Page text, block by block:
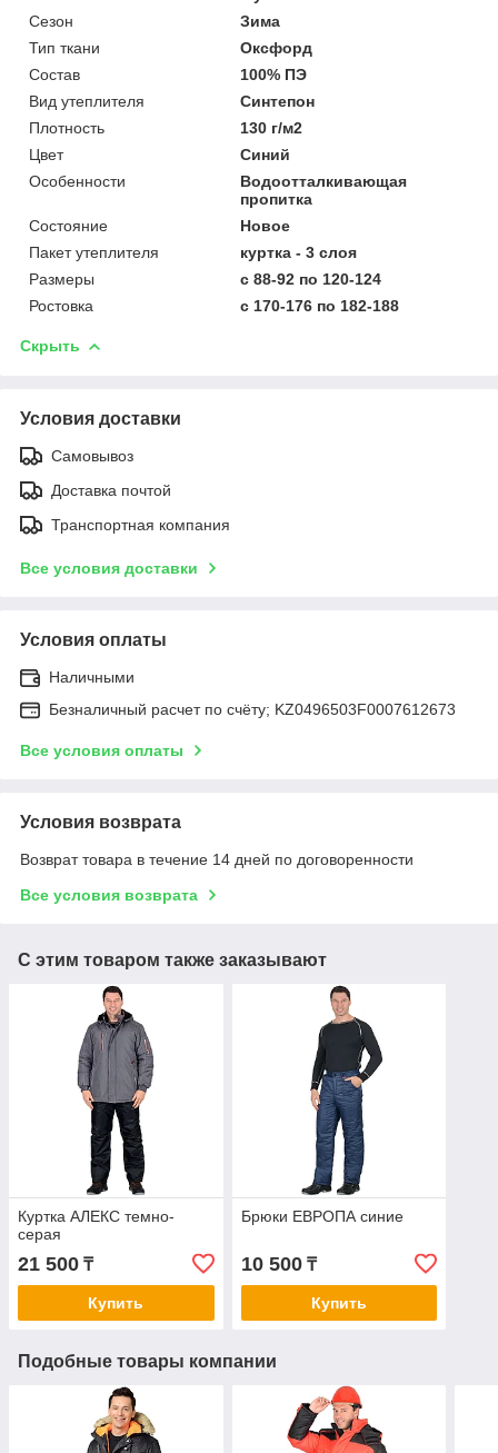
Сезон
Зима
Тип ткани
Оксфорд
Состав
100% ПЭ
Вид утеплителя
Синтепон
Плотность
130 г/м2
Цвет
Синий
Особенности
Водоотталкивающая
пропитка
Состояние
Новое
Пакет утеплителя
куртка - 3 слоя
Размеры
с 88-92 по 120-124
Ростовка
с 170-176 по 182-188
Скрыть
Условия доставки
Самовывоз
Доставка почтой
Транспортная компания
Все условия доставки
Условия оплаты
Наличными
Безналичный расчет по счёту; KZ0496503F0007612673
Все условия оплаты
Условия возврата
Возврат товара в течение 14 дней по договоренности
Все условия возврата
С этим товаром также заказывают
Куртка АЛЕКС темно-
серая
21 500 ₸
Купить
Брюки ЕВРОПА синие
10 500₸
Купить
Подобные товары компании